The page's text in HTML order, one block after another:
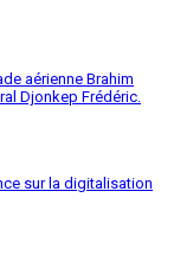
aérienne Brahim
Djonkep Frédéric.
sur la digitalisation